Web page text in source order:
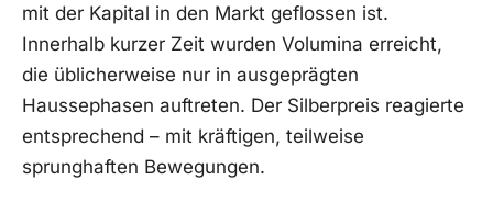
mit der Kapital in den Markt geflossen ist.
Innerhalb kurzer Zeit wurden Volumina erreicht,
die üblicherweise nur in ausgeprägten
Haussephasen auftreten. Der Silberpreis reagierte
entsprechend – mit kräftigen, teilweise
sprunghaften Bewegungen.